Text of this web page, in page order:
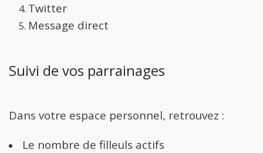
Twitter
Message direct
Suivi de vos parrainages
Dans votre espace personnel, retrouvez :
Le nombre de filleuls actifs